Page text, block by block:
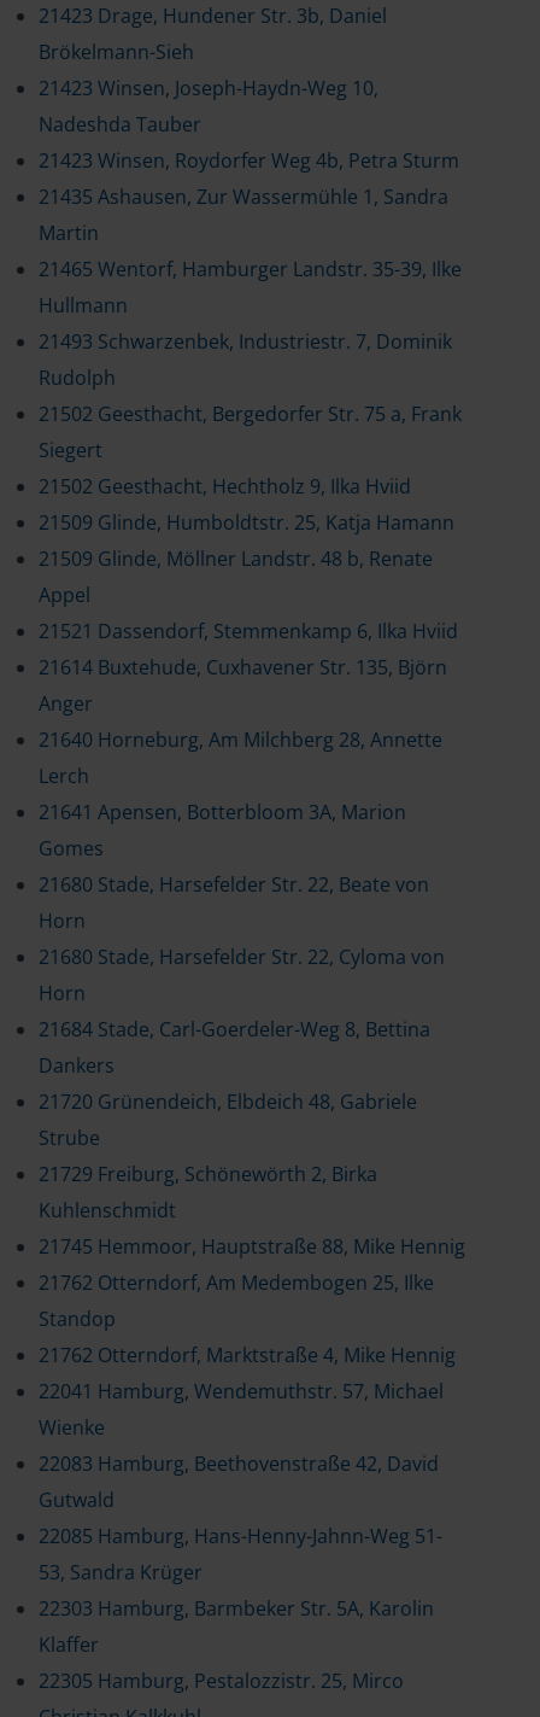
21423 Drage, Hundener Str. 3b, Daniel
Brökelmann-Sieh
21423 Winsen, Joseph-Haydn-Weg 10,
Nadeshda Tauber
21423 Winsen, Roydorfer Weg 4b, Petra Sturm
21435 Ashausen, Zur Wassermühle 1, Sandra
Martin
21465 Wentorf, Hamburger Landstr. 35-39, Ilke
Hullmann
21493 Schwarzenbek, Industriestr. 7, Dominik
Rudolph
21502 Geesthacht, Bergedorfer Str. 75 a, Frank
Siegert
21502 Geesthacht, Hechtholz 9, Ilka Hviid
21509 Glinde, Humboldtstr. 25, Katja Hamann
21509 Glinde, Möllner Landstr. 48 b, Renate
Appel
21521 Dassendorf, Stemmenkamp 6, Ilka Hviid
21614 Buxtehude, Cuxhavener Str. 135, Björn
Anger
21640 Horneburg, Am Milchberg 28, Annette
Lerch
21641 Apensen, Botterbloom 3A, Marion
Gomes
21680 Stade, Harsefelder Str. 22, Beate von
Horn
21680 Stade, Harsefelder Str. 22, Cyloma von
Horn
21684 Stade, Carl-Goerdeler-Weg 8, Bettina
Dankers
21720 Grünendeich, Elbdeich 48, Gabriele
Strube
21729 Freiburg, Schönewörth 2, Birka
Kuhlenschmidt
21745 Hemmoor, Hauptstraße 88, Mike Hennig
21762 Otterndorf, Am Medembogen 25, Ilke
Standop
21762 Otterndorf, Marktstraße 4, Mike Hennig
22041 Hamburg, Wendemuthstr. 57, Michael
Wienke
22083 Hamburg, Beethovenstraße 42, David
Gutwald
22085 Hamburg, Hans-Henny-Jahnn-Weg 51-
53, Sandra Krüger
22303 Hamburg, Barmbeker Str. 5A, Karolin
Klaffer
22305 Hamburg, Pestalozzistr. 25, Mirco